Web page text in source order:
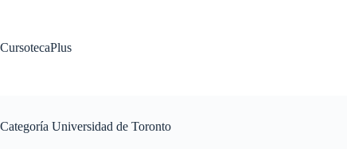
CursotecaPlus
Categoría Universidad de Toronto